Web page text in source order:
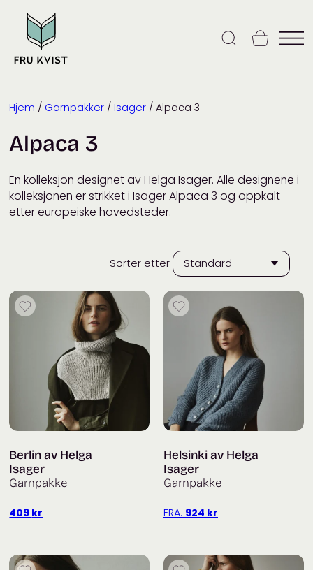
content
Hjem / Garnpakker / Isager / Alpaca 3
Alpaca 3
En kolleksjon designet av Helga Isager. Alle designene i
kolleksjonen er strikket i Isager Alpaca 3 og oppkalt
etter europeiske hovedsteder.
Sorter etter
Berlin av Helga
Isager
Garnpakke
409 kr
Helsinki av Helga
Isager
Garnpakke
FRA: 924 kr